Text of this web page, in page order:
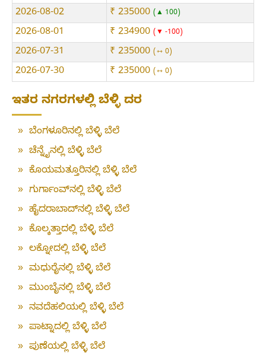
2026-08-02 ₹ 235000 ▲ 100
2026-08-01 ₹ 234900 ▼ -100
2026-07-31 ₹ 235000 ⇿ 0
2026-07-30 ₹ 235000 ⇿ 0
ಇತರ ನಗರಗಳಲ್ಲಿ ಬೆಳ್ಳಿ ದರ
» ಬೆಂಗಳೂರಿನಲ್ಲಿ ಬೆಳ್ಳಿ ಬೆಲೆ
» ಚೆನ್ನೈನಲ್ಲಿ ಬೆಳ್ಳಿ ಬೆಲೆ
» ಕೊಯಮತ್ತೂರಿನಲ್ಲಿ ಬೆಳ್ಳಿ ಬೆಲೆ
» ಗುರ್ಗಾಂವ್‌ನಲ್ಲಿ ಬೆಳ್ಳಿ ಬೆಲೆ
» ಹೈದರಾಬಾದ್‌ನಲ್ಲಿ ಬೆಳ್ಳಿ ಬೆಲೆ
» ಕೊಲ್ಕತ್ತಾದಲ್ಲಿ ಬೆಳ್ಳಿ ಬೆಲೆ
» ಲಕ್ನೋದಲ್ಲಿ ಬೆಳ್ಳಿ ಬೆಲೆ
» ಮಧುರೈನಲ್ಲಿ ಬೆಳ್ಳಿ ಬೆಲೆ
» ಮುಂಬೈನಲ್ಲಿ ಬೆಳ್ಳಿ ಬೆಲೆ
» ನವದೆಹಲಿಯಲ್ಲಿ ಬೆಳ್ಳಿ ಬೆಲೆ
» ಪಾಟ್ನಾದಲ್ಲಿ ಬೆಳ್ಳಿ ಬೆಲೆ
» ಪುಣೆಯಲ್ಲಿ ಬೆಳ್ಳಿ ಬೆಲೆ